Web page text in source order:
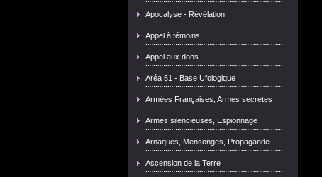
Apocalyse - Révélation
Appel à témoins
Appel aux dons
Aréa 51 - Base Ufologique
Armées Françaises, Armes secrètes
Armes silencieuses, Espionnage
Arnaques, Mensonges, Propagande
Ascension de la Terre